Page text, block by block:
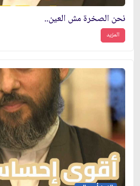
نحن الصخرة مش العين..
المزيد